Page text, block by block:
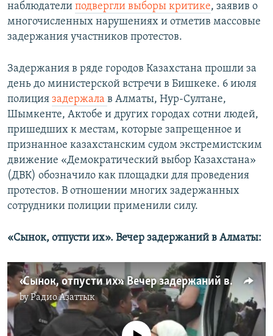
наблюдатели подвергли выборы критике, заявив о
многочисленных нарушениях и отметив массовые
задержания участников протестов.
Задержания в ряде городов Казахстана прошли за
день до министерской встречи в Бишкеке. 6 июля
полиция задержала в Алматы, Нур-Султане,
Шымкенте, Актобе и других городах сотни людей,
пришедших к местам, которые запрещенное и
признанное казахстанским судом экстремистским
движение «Демократический выбор Казахстана»
(ДВК) обозначило как площадки для проведения
протестов. В отношении многих задержанных
сотрудники полиции применили силу.
«Сынок, отпусти их». Вечер задержаний в Алматы:
«Сынок, отпусти их». Вечер задержаний в Алматы
byРадио Азаттык
No media source currently available